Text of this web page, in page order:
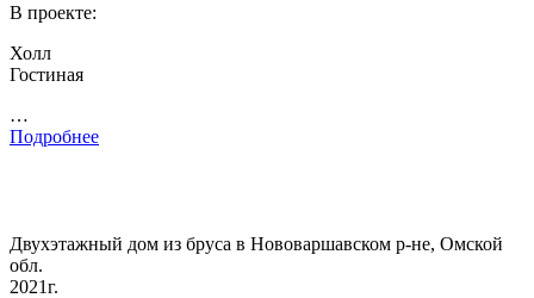
В проекте:
Холл
Гостиная
…
Подробнее
Двухэтажный дом из бруса в Нововаршавском р-не, Омской
обл.
2021г.